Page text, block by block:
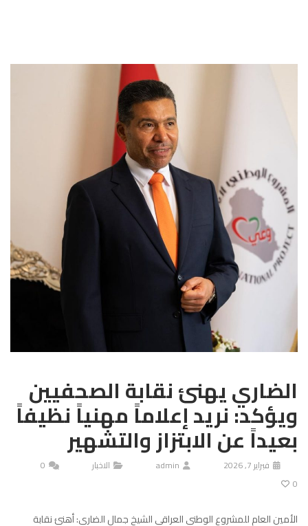
الضاري يهنئ نقابة الصحفيين
ويؤكد: نريد إعلاماً مهنياً نظيفاً
بعيداً عن الابتزاز والتشهير
فبراير 7, 2026 admin الاخبار
0
0
الأمين العام للمشروع الوطني العراقي الشيخ جمال الضاري: أهنئ نقابة